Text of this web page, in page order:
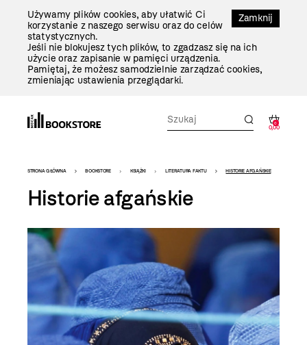
Zamknij
Używamy plików cookies, aby ułatwić Ci
korzystanie z naszego serwisu oraz do celów
statystycznych.
Jeśli nie blokujesz tych plików, to zgadzasz się na ich
użycie oraz zapisanie w pamięci urządzenia.
Pamiętaj, że możesz samodzielnie zarządzać cookies,
zmieniając ustawienia przeglądarki.
0
0,00
Bookstore
-
szablon
szczegóły
STRONA GŁÓWNA BOOKSTORE KSIĄŻKI LITERATURA FAKTU HISTORIE AFGAŃSKIE
Historie afgańskie